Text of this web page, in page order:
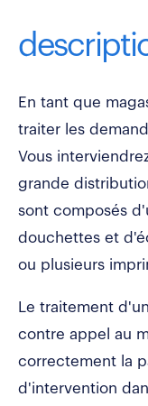
En tant que
traiter les
Vous
grande
sont composés
douchettes et
ou plusieurs
Le traitement
contre appel au
correctement la
d'intervention